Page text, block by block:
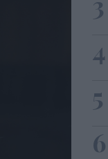
4
5
6